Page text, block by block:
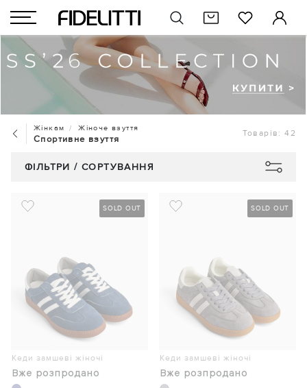
Жінкам Жіноче взуття
Спортивне взуття
Товарів: 42
ФІЛЬТРИ / СОРТУВАННЯ
SOLD OUT
Кеди замшеві жіночі
Вже розпродано
SOLD OUT
Кеди замшеві жіночі
Вже розпродано